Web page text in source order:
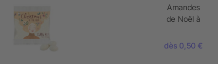
Amandes
de Noël à
sachet
dès 0,50 €